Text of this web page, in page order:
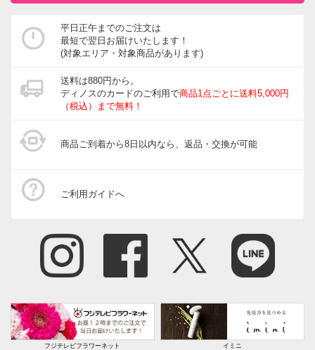
平日正午までのご注文は
最短で翌日お届けいたします！
(対象エリア・対象商品があります)
送料は880円から。
ディノスのカードのご利用で商品1点ごとに送料5,000円
（税込）まで無料！
商品ご到着から8日以内なら、返品・交換が可能
ご利用ガイドへ
フジテレビフラワーネット イミニ